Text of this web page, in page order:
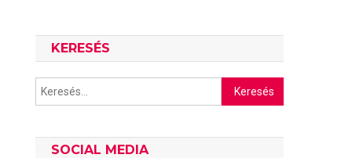
KERESÉS
Keresés:
SOCIAL MEDIA